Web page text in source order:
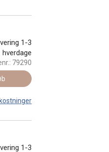
1-3
hverdage
79290
1-3